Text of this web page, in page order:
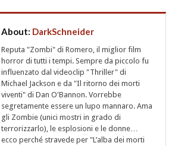
About: DarkSchneider
Reputa "Zombi" di Romero, il miglior film
horror di tutti i tempi. Sempre da piccolo fu
influenzato dal videoclip "Thriller" di
Michael Jackson e da "Il ritorno dei morti
viventi" di Dan O'Bannon. Vorrebbe
segretamente essere un lupo mannaro. Ama
gli Zombie (unici mostri in grado di
terrorizzarlo), le esplosioni e le donne…
ecco perché stravede per "L’alba dei morti